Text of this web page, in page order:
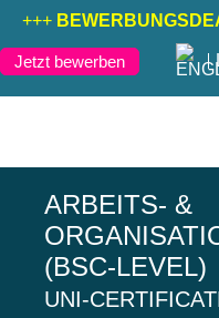
+++
Jetzt bewerben
ARBEITS- &
(BSC-LEVEL)
UNI-